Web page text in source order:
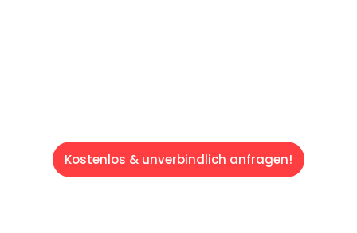
Kostenlos & unverbindlich anfragen!